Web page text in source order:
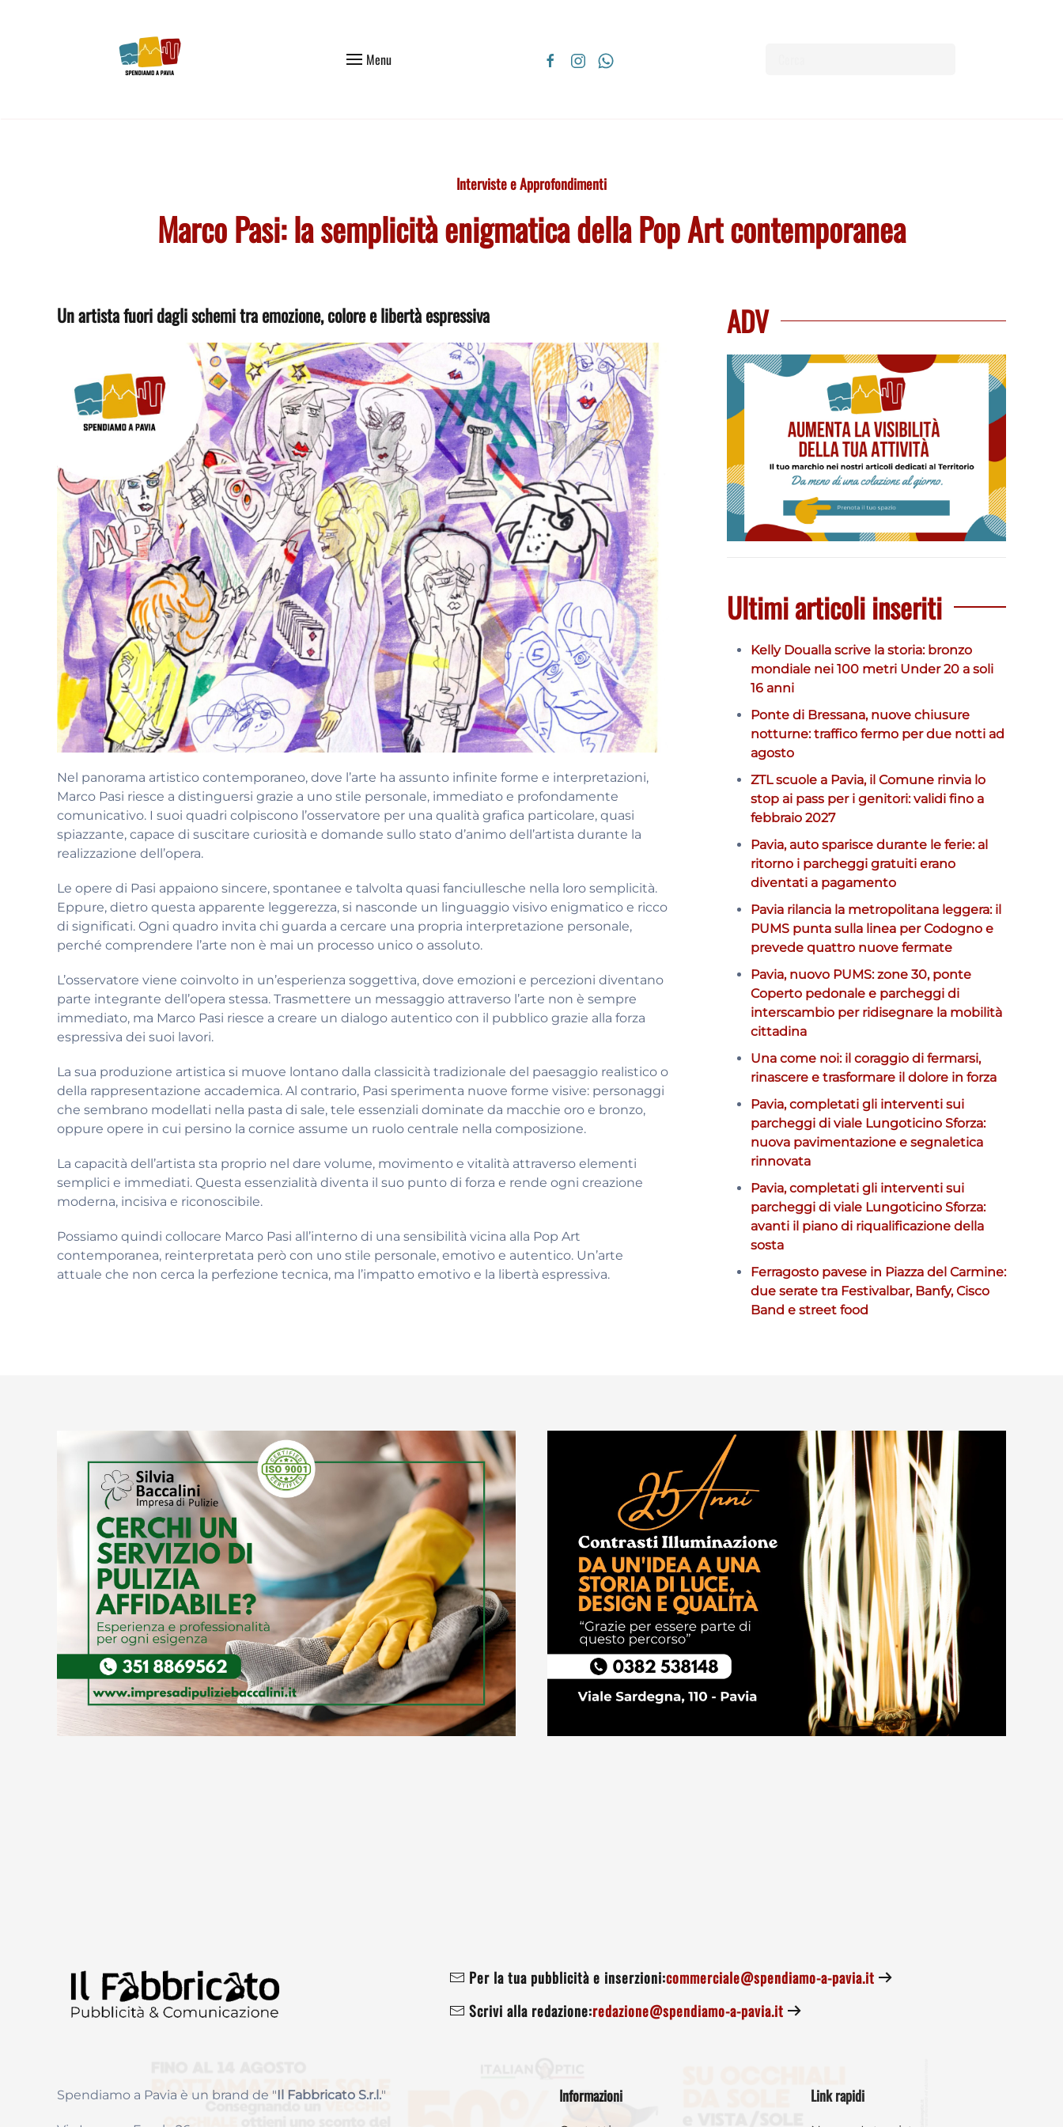
Skip to main content
Menu
Interviste e Approfondimenti
Marco Pasi: la semplicità enigmatica della Pop Art contemporanea
Un artista fuori dagli schemi tra emozione, colore e libertà espressiva
Nel panorama artistico contemporaneo, dove l’arte ha assunto infinite forme e interpretazioni,
Marco Pasi riesce a distinguersi grazie a uno stile personale, immediato e profondamente
comunicativo. I suoi quadri colpiscono l’osservatore per una qualità grafica particolare, quasi
spiazzante, capace di suscitare curiosità e domande sullo stato d’animo dell’artista durante la
realizzazione dell’opera.
Le opere di Pasi appaiono sincere, spontanee e talvolta quasi fanciullesche nella loro semplicità.
Eppure, dietro questa apparente leggerezza, si nasconde un linguaggio visivo enigmatico e ricco
di significati. Ogni quadro invita chi guarda a cercare una propria interpretazione personale,
perché comprendere l’arte non è mai un processo unico o assoluto.
L’osservatore viene coinvolto in un’esperienza soggettiva, dove emozioni e percezioni diventano
parte integrante dell’opera stessa. Trasmettere un messaggio attraverso l’arte non è sempre
immediato, ma Marco Pasi riesce a creare un dialogo autentico con il pubblico grazie alla forza
espressiva dei suoi lavori.
La sua produzione artistica si muove lontano dalla classicità tradizionale del paesaggio realistico o
della rappresentazione accademica. Al contrario, Pasi sperimenta nuove forme visive: personaggi
che sembrano modellati nella pasta di sale, tele essenziali dominate da macchie oro e bronzo,
oppure opere in cui persino la cornice assume un ruolo centrale nella composizione.
La capacità dell’artista sta proprio nel dare volume, movimento e vitalità attraverso elementi
semplici e immediati. Questa essenzialità diventa il suo punto di forza e rende ogni creazione
moderna, incisiva e riconoscibile.
Possiamo quindi collocare Marco Pasi all’interno di una sensibilità vicina alla Pop Art
contemporanea, reinterpretata però con uno stile personale, emotivo e autentico. Un’arte
attuale che non cerca la perfezione tecnica, ma l’impatto emotivo e la libertà espressiva.
ADV
Ultimi articoli inseriti
Kelly Doualla scrive la storia: bronzo
mondiale nei 100 metri Under 20 a soli
16 anni
Ponte di Bressana, nuove chiusure
notturne: traffico fermo per due notti ad
agosto
ZTL scuole a Pavia, il Comune rinvia lo
stop ai pass per i genitori: validi fino a
febbraio 2027
Pavia, auto sparisce durante le ferie: al
ritorno i parcheggi gratuiti erano
diventati a pagamento
Pavia rilancia la metropolitana leggera: il
PUMS punta sulla linea per Codogno e
prevede quattro nuove fermate
Pavia, nuovo PUMS: zone 30, ponte
Coperto pedonale e parcheggi di
interscambio per ridisegnare la mobilità
cittadina
Una come noi: il coraggio di fermarsi,
rinascere e trasformare il dolore in forza
Pavia, completati gli interventi sui
parcheggi di viale Lungoticino Sforza:
nuova pavimentazione e segnaletica
rinnovata
Pavia, completati gli interventi sui
parcheggi di viale Lungoticino Sforza:
avanti il piano di riqualificazione della
sosta
Ferragosto pavese in Piazza del Carmine:
due serate tra Festivalbar, Banfy, Cisco
Band e street food
Per la tua pubblicità e inserzioni:commerciale@spendiamo-a-pavia.it
Scrivi alla redazione:redazione@spendiamo-a-pavia.it
Spendiamo a Pavia è un brand de " Il Fabbricato S.r.l." Informazioni Link rapidi